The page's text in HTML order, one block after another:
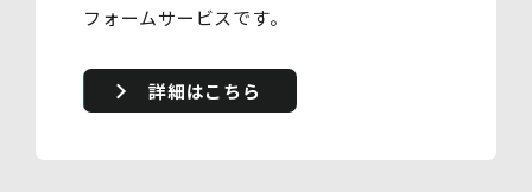
フォームサービスです。
詳細はこちら